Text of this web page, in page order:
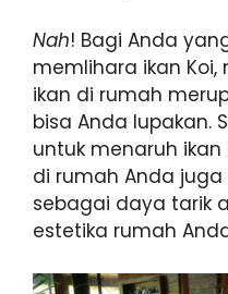
Nah! Bagi Anda
memlihara ikan
ikan di rumah
bisa Anda lupakan.
untuk menaruh
di rumah Anda
sebagai daya tarik
estetika rumah